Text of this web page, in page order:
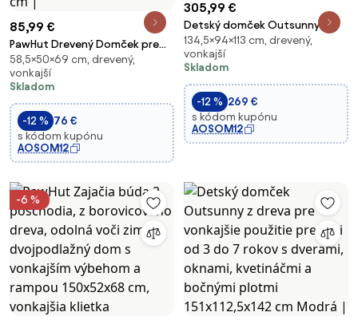
85,99 €
PawHut Drevený Domček pre
Psov Malý Dom pre Zvieratá s
Vetracími Otvormi Psí Oplot s
Strechou Psia Jaskyňa Vnútorná
MDF Dub+Čierna 69 x 50 x 58,5
cm |
58,5×50×69 cm, drevený,
vonkajší
Skladom
-12 % 76 €
s kódom kupónu
AOSOM12
305,99 €
Detský domček Outsunny z
dreva s oknom a schránkou na
poštu, vonkajší záhradný
domček so stojanom na
kvetináče, drevený domček pre
deti vo veku 3-7 ro
134,5×94×113 cm, drevený,
vonkajší
Skladom
-12 % 269 €
s kódom kupónu
AOSOM12
-6 %